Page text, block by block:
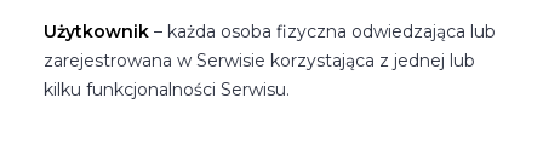
Użytkownik – każda osoba fizyczna odwiedzająca lub
zarejestrowana w Serwisie korzystająca z jednej lub
kilku funkcjonalności Serwisu.